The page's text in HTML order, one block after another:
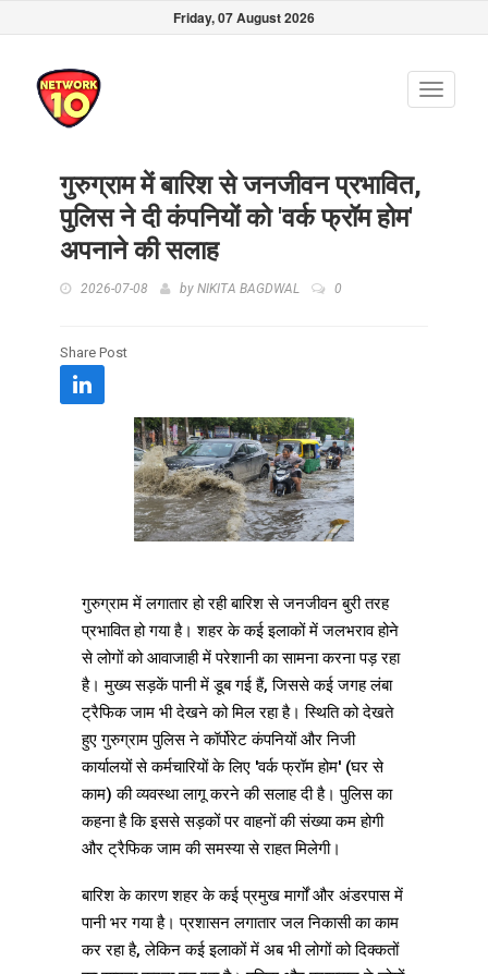
Friday, 07 August 2026
Toggle
गुरुग्राम में बारिश से जनजीवन प्रभावित,
पुलिस ने दी कंपनियों को 'वर्क फ्रॉम होम'
अपनाने की सलाह
2026-07-08 by NIKITA BAGDWAL 0
Share Post
गुरुग्राम में लगातार हो रही बारिश से जनजीवन बुरी तरह
प्रभावित हो गया है। शहर के कई इलाकों में जलभराव होने
से लोगों को आवाजाही में परेशानी का सामना करना पड़ रहा
है। मुख्य सड़कें पानी में डूब गई हैं, जिससे कई जगह लंबा
ट्रैफिक जाम भी देखने को मिल रहा है। स्थिति को देखते
हुए गुरुग्राम पुलिस ने कॉर्पोरेट कंपनियों और निजी
कार्यालयों से कर्मचारियों के लिए 'वर्क फ्रॉम होम' (घर से
काम) की व्यवस्था लागू करने की सलाह दी है। पुलिस का
कहना है कि इससे सड़कों पर वाहनों की संख्या कम होगी
और ट्रैफिक जाम की समस्या से राहत मिलेगी।
बारिश के कारण शहर के कई प्रमुख मार्गों और अंडरपास में
पानी भर गया है। प्रशासन लगातार जल निकासी का काम
कर रहा है, लेकिन कई इलाकों में अब भी लोगों को दिक्कतों